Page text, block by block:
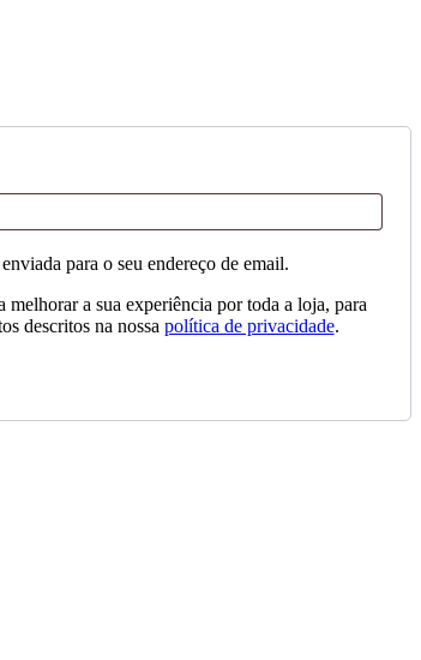
para o seu endereço de email.
melhorar a sua experiência por toda a loja, para
descritos na nossa política de privacidade.